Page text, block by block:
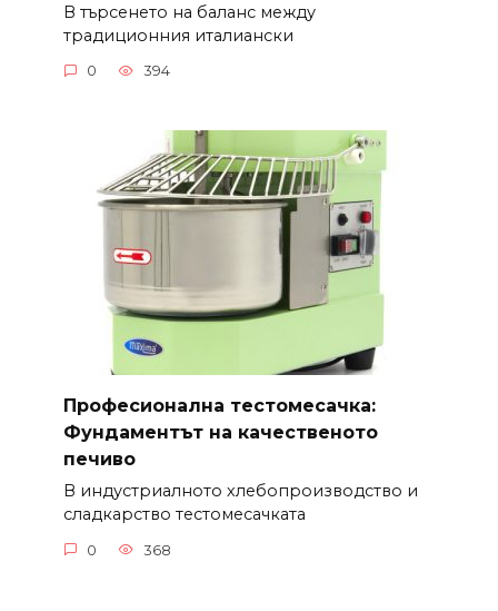
В търсенето на баланс между
традиционния италиански
0 394
Професионална тестомесачка:
Фундаментът на качественото
печиво
В индустриалното хлебопроизводство и
сладкарство тестомесачката
0 368